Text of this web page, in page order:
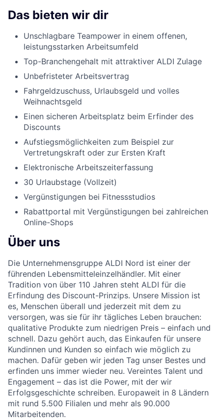
Das bieten wir dir
Unschlagbare Teampower in einem offenen,
leistungsstarken Arbeitsumfeld
Top-Branchengehalt mit attraktiver ALDI Zulage
Unbefristeter Arbeitsvertrag
Fahrgeldzuschuss, Urlaubsgeld und volles
Weihnachtsgeld
Einen sicheren Arbeitsplatz beim Erfinder des
Discounts
Aufstiegsmöglichkeiten zum Beispiel zur
Vertretungskraft oder zur Ersten Kraft
Elektronische Arbeitszeiterfassung
30 Urlaubstage (Vollzeit)
Vergünstigungen bei Fitnessstudios
Rabattportal mit Vergünstigungen bei zahlreichen
Online-Shops
Über uns
Die Unternehmensgruppe ALDI Nord ist einer der
führenden Lebensmitteleinzelhändler. Mit einer
Tradition von über 110 Jahren steht ALDI für die
Erfindung des Discount-Prinzips. Unsere Mission ist
es, Menschen überall und jederzeit mit dem zu
versorgen, was sie für ihr tägliches Leben brauchen:
qualitative Produkte zum niedrigen Preis – einfach und
schnell. Dazu gehört auch, das Einkaufen für unsere
Kundinnen und Kunden so einfach wie möglich zu
machen. Dafür geben wir jeden Tag unser Bestes und
erfinden uns immer wieder neu. Vereintes Talent und
Engagement – das ist die Power, mit der wir
Erfolgsgeschichte schreiben. Europaweit in 8 Ländern
mit rund 5.500 Filialen und mehr als 90.000
Mitarbeitenden.